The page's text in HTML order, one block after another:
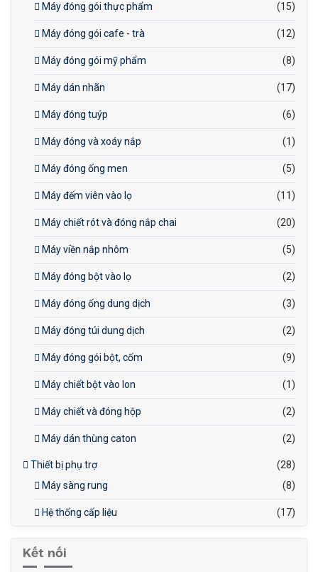
Máy đóng gói thực phẩm (15)
Máy đóng gói cafe - trà (12)
Máy đóng gói mỹ phẩm (8)
Máy dán nhãn (17)
Máy đóng tuýp (6)
Máy đóng và xoáy nắp (1)
Máy đóng ống men (5)
Máy đếm viên vào lọ (11)
Máy chiết rót và đóng nắp chai (20)
Máy viền nắp nhôm (5)
Máy đóng bột vào lọ (2)
Máy đóng ống dung dịch (3)
Máy đóng túi dung dịch (2)
Máy đóng gói bột, cốm (9)
Máy chiết bột vào lon (1)
Máy chiết và đóng hộp (2)
Máy dán thùng caton (2)
Thiết bị phụ trợ
(28)
Máy sàng rung
(8)
Hệ thống cấp liệu (17)
Kết nối